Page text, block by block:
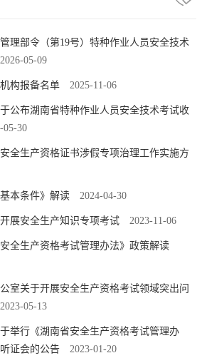
理部令（第19号）特种作业人员安全技术
2026-05-09
构报备名单 2025-11-06
公布湖南省特种作业人员安全技术考试收
05-30
全生产资格证书涉假专项治理工作实施方
本条件》解读 2024-04-30
展安全生产知识专项考试 2023-11-06
全生产资格考试管理办法》政策解读
室关于开展安全生产资格考试领域突出问
2023-05-13
举行《湖南省安全生产资格考试管理办
证会的公告
2023-01-20